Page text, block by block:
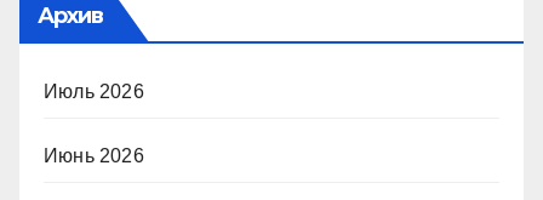
Архив
Июль 2026
Июнь 2026